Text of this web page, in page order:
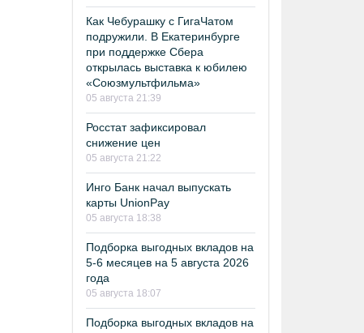
Как Чебурашку с ГигаЧатом
подружили. В Екатеринбурге
при поддержке Сбера
открылась выставка к юбилею
«Союзмультфильма»
05 августа 21:39
Росстат зафиксировал
снижение цен
05 августа 21:22
Инго Банк начал выпускать
карты UnionPay
05 августа 18:38
Подборка выгодных вкладов на
5-6 месяцев на 5 августа 2026
года
05 августа 18:07
Подборка выгодных вкладов на